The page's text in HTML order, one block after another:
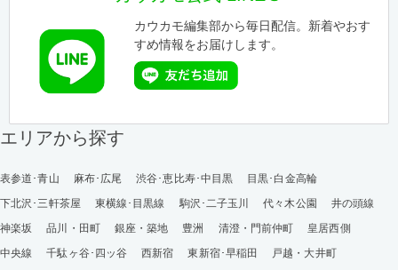
カウカモ編集部から毎日配信。新着やおす
すめ情報をお届けします。
エリアから探す
表参道･青山 麻布･広尾 渋谷･恵比寿･中目黒
目黒･白金高輪
下北沢･三軒茶屋
東横線･目黒線 駒沢･二子玉川 代々木公園
井の頭線
神楽坂
品川・田町 銀座・築地 豊洲 清澄・門前仲町
皇居西側
中央線
千駄ヶ谷･四ッ谷 西新宿 東新宿･早稲田
戸越・大井町